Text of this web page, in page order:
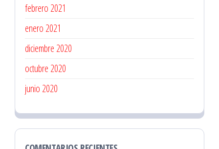
febrero 2021
enero 2021
diciembre 2020
octubre 2020
junio 2020